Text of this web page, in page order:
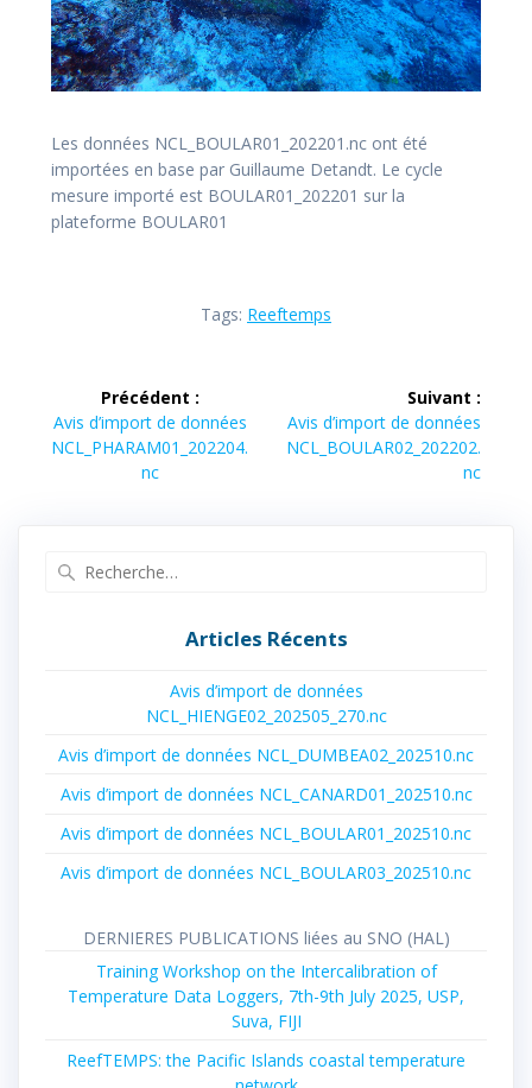
Les données NCL_BOULAR01_202201.nc ont été
importées en base par Guillaume Detandt. Le cycle
mesure importé est BOULAR01_202201 sur la
plateforme BOULAR01
Tags: Reeftemps
Navigation
de
l’article
Précédent :
Article
précédent :
Avis d’import de données
NCL_PHARAM01_202204.
nc
Suivant :
Article
suivant :
Avis d’import de données
NCL_BOULAR02_202202.
nc
Articles Récents
Avis d’import de données
NCL_HIENGE02_202505_270.nc
Avis d’import de données NCL_DUMBEA02_202510.nc
Avis d’import de données NCL_CANARD01_202510.nc
Avis d’import de données NCL_BOULAR01_202510.nc
Avis d’import de données NCL_BOULAR03_202510.nc
DERNIERES PUBLICATIONS liées au SNO (HAL)
Training Workshop on the Intercalibration of
Temperature Data Loggers, 7th-9th July 2025, USP,
Suva, FIJI
ReefTEMPS: the Pacific Islands coastal temperature